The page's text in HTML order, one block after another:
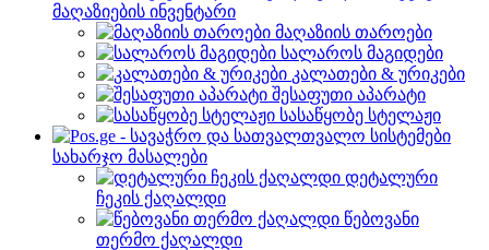
მაღაზიების ინვენტარი
მაღაზიის თაროები
სალაროს მაგიდები
კალათები & ურიკები
შესაფუთი აპარატი
სასაწყობე სტელაჟი
სახარჯო მასალები
დეტალური
ჩეკის ქაღალდი
წებოვანი
თერმო ქაღალდი